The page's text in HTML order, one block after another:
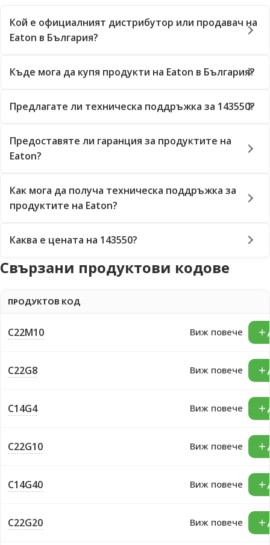
Кой е официалният дистрибутор или продавач на
Eaton в България?
Къде мога да купя продукти на Eaton в България?
Предлагате ли техническа поддръжка за 143550?
Предоставяте ли гаранция за продуктите на
Eaton?
Как мога да получа техническа поддръжка за
продуктите на Eaton?
Каква е цената на 143550?
Свързани продуктови кодове
ПРОДУКТОВ КОД
C22M10 Виж повече
C22G8 Виж повече
C14G4 Виж повече
C22G10 Виж повече
C14G40 Виж повече
C22G20 Виж повече